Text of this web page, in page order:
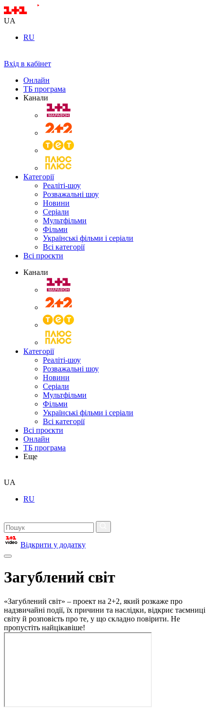
UA
RU
Вхід в кабінет
Онлайн
ТБ програма
Канали
Категорії
Реаліті-шоу
Розважальні шоу
Новини
Серіали
Мультфільми
Фільми
Українські фільми і серіали
Всі категорії
Всі проєкти
Канали
Категорії
Реаліті-шоу
Розважальні шоу
Новини
Серіали
Мультфільми
Фільми
Українські фільми і серіали
Всі категорії
Всі проєкти
Онлайн
ТБ програма
Еще
UA
RU
Відкрити у додатку
Загублений світ
«Загублений світ» – проект на 2+2, який розкаже про
надзвичайні події, їх причини та наслідки, відкриє таємниці
світу й розповість про те, у що складно повірити. Не
пропустіть найцікавіше!